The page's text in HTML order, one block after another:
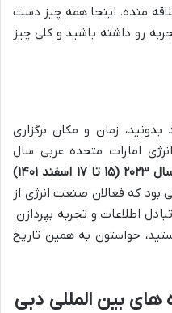
منده. اینجا همه چیز دست
رو داشته باشید و کلی چیز
زمان و مکان برگزاری
امارات متحده عربی سال
بود که فعالان صنعت انرژی از
اطلاعات و تجربه بپردازن.
حواستون به همین تاریخ
بین المللی دبی